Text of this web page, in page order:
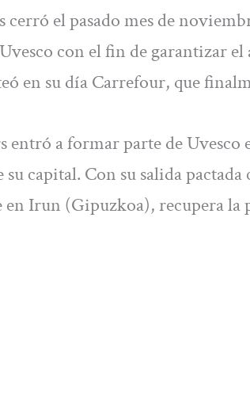
cerró el pasado mes de
con el fin de garantizar
en su día Carrefour, que
entró a formar parte de Uvesco
capital. Con su salida
en Irun (Gipuzkoa), recupera la